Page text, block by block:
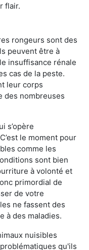
flair.
rongeurs sont des
peuvent être à
insuffisance rénale
cas de la peste.
leur corps
des nombreuses
s’opère
le moment pour
comme les
sont bien
à volonté et
primordial de
de votre
ne fassent des
à des maladies.
nuisibles
qu'ils